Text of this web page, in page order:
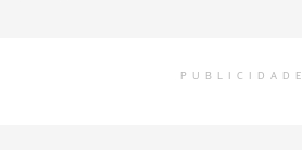
PUBLICIDADE